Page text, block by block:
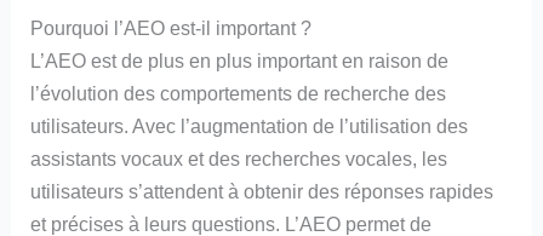
Pourquoi l’AEO est-il important ?
L’AEO est de plus en plus important en raison de
l’évolution des comportements de recherche des
utilisateurs. Avec l’augmentation de l’utilisation des
assistants vocaux et des recherches vocales, les
utilisateurs s’attendent à obtenir des réponses rapides
et précises à leurs questions. L’AEO permet de